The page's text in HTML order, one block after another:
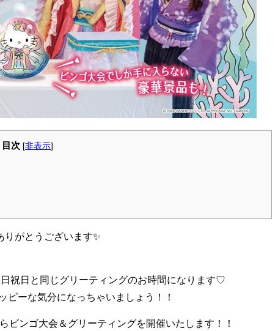
目次 [非表示]
がとうございます✨
祝日と同じグリーティングのお時間になります♡
ピーな気分になっちゃいましょう！！
ビンゴ大会＆グリーティングを開催いたします！！